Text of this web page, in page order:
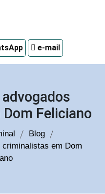
e-mail
Feliciano
Blog
em Dom